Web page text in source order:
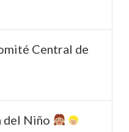
Central de
del Niño